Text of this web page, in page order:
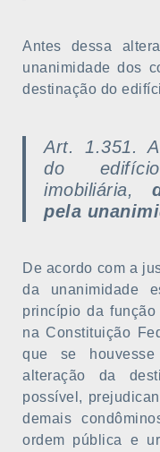
Antes dessa
unanimidade dos
destinação do
Art. 1.351.
do
imobiliária,
pela
De acordo com a
da unanimidade
princípio da
na Constituição
que se
alteração da
possível,
demais
ordem pública e